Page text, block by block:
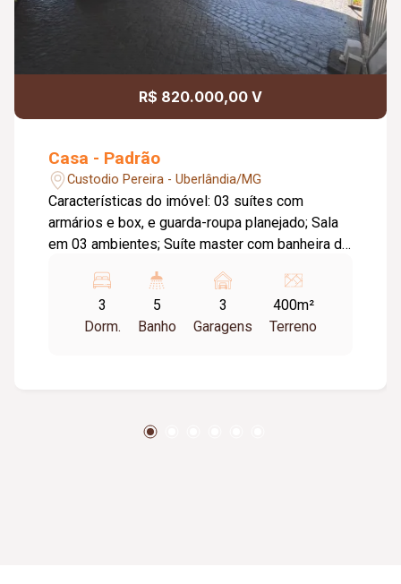
R$ 820.000,00 V
Casa - Padrão
Custodio Pereira - Uberlândia/MG
Características do imóvel: 03 suítes com
armários e box, e guarda-roupa planejado; Sala
em 03 ambientes; Suíte master com banheira de
quartos; Sala ampla com 03 ambientes e ar-
condicionado 24.000 BTUs; Sanca de gesso e
janelas em alumínio; 05 banheiros no total.
giratório; Espaço fechado em blindex; Telão com
3
Dorm.
5
Banho
3
Garagens
400m²
Terreno